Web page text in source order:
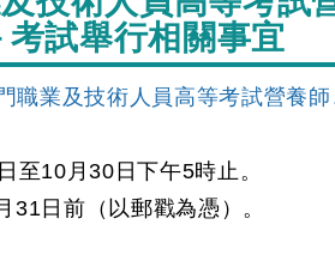
試舉行相關事宜
職業及技術人員高等考試營養
至10月30日下午5時止。
日前（以郵戳為憑）。